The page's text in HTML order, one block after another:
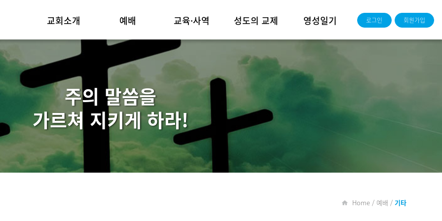
교회소개
예배안내
섬기는 이들
교회둘러보기/조직
예배
3분메시지
소그룹교재
기타
교육·사역
선교
성도의 교제
교우동정
사진
영상
영성일기
청년부
로그인 회원가입
주의 말씀을
가르쳐 지키게 하라!
Home / 예배 / 기타